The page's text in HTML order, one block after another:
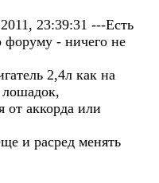
23:39:31 ---Есть
форуму - ничего не
2,4л как на
лошадок,
от аккорда или
и расред менять